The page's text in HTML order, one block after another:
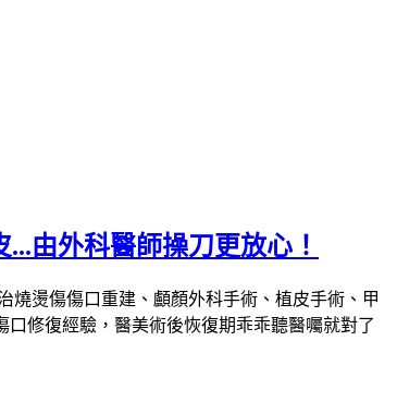
由外科醫師操刀更放心！
燒燙傷傷口重建、顱顏外科手術、植皮手術、甲
口修復經驗，醫美術後恢復期乖乖聽醫囑就對了